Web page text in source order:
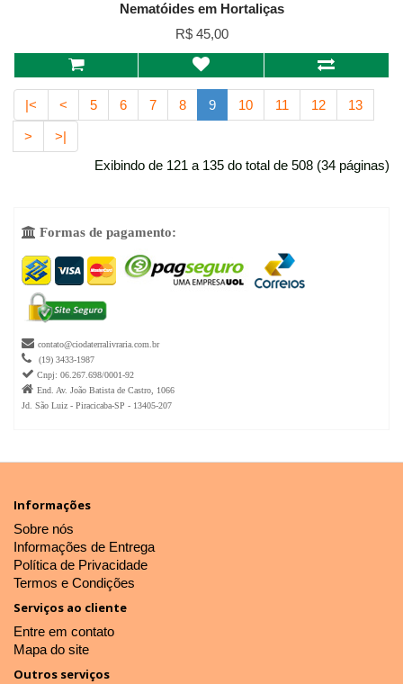
Nematóides em Hortaliças
R$ 45,00
|< < 5 6 7 8 9 10 11 12 13
>
>|
Exibindo de 121 a 135 do total de 508 (34 páginas)
 Formas de pagamento:
 contato@ciodaterralivraria.com.br
 (19) 3433-1987
 Cnpj: 06.267.698/0001-92
 End. Av. João Batista de Castro, 1066
Jd. São Luiz - Piracicaba-SP - 13405-207
Informações
Sobre nós
Informações de Entrega
Política de Privacidade
Termos e Condições
Serviços ao cliente
Entre em contato
Mapa do site
Outros serviços